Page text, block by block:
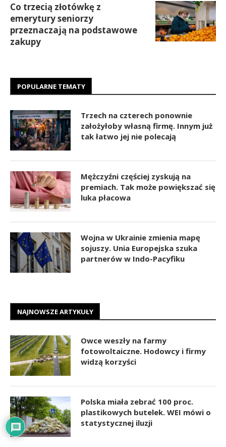
Co trzecią złotówkę z
emerytury seniorzy
przeznaczają na podstawowe
zakupy
POPULARNE TEMATY
Trzech na czterech ponownie
założyłoby własną firmę. Innym już
tak łatwo jej nie polecają
Mężczyźni częściej zyskują na
premiach. Tak może powiększać się
luka płacowa
Wojna w Ukrainie zmienia mapę
sojuszy. Unia Europejska szuka
partnerów w Indo-Pacyfiku
NAJNOWSZE ARTYKUŁY
Owce weszły na farmy
fotowoltaiczne. Hodowcy i firmy
widzą korzyści
Polska miała zebrać 100 proc.
plastikowych butelek. WEI mówi o
statystycznej iluzji